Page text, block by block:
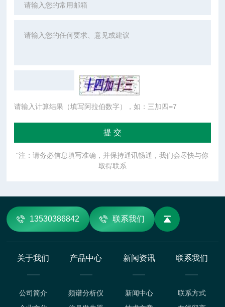
请输入计算结果（填写阿拉伯数字），如：三加四=7
"注：请务必信息填写准确，并保持通讯畅通，我们会尽快与你
取得联系
13530386842 联系我们
关于我们
公司简介
产品中心
频谱分析仪
新闻资讯
新闻中心
联系我们
联系方式